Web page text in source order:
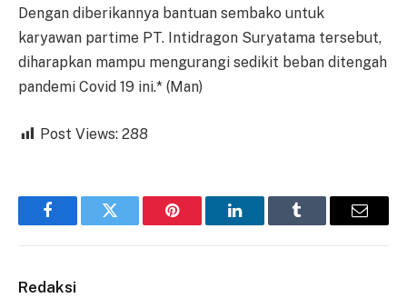
Dengan diberikannya bantuan sembako untuk
karyawan partime PT. Intidragon Suryatama tersebut,
diharapkan mampu mengurangi sedikit beban ditengah
pandemi Covid 19 ini.* (Man)
Post Views: 288
FacebookTwitter Pinterest LinkedInTumblr Email
Redaksi